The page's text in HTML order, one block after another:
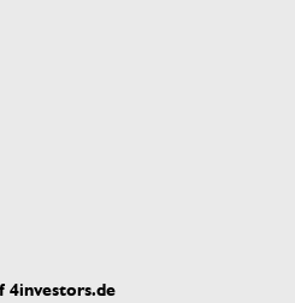
4investors.de